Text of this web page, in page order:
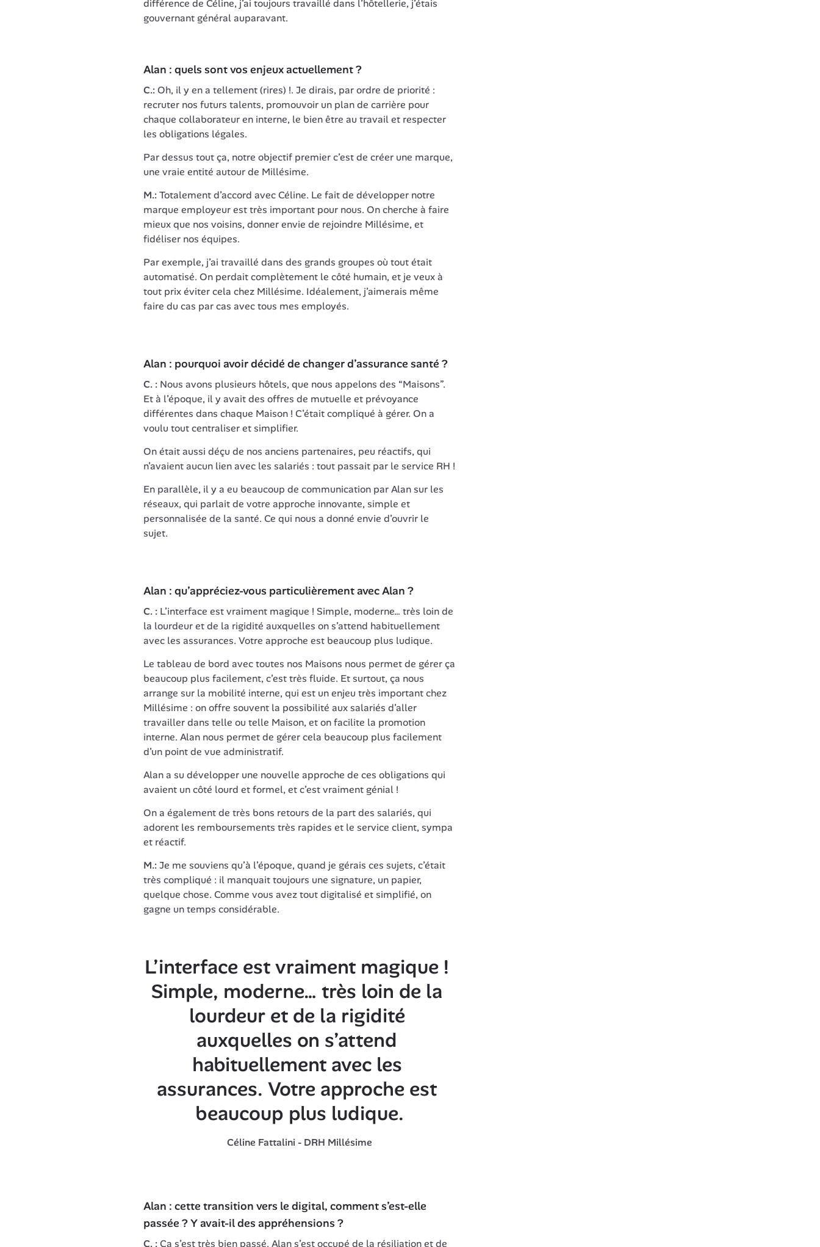
différence de Céline, j’ai toujours travaillé dans l’hôtellerie, j’étais
gouvernant général auparavant.
Alan : quels sont vos enjeux actuellement ?
C.: Oh, il y en a tellement (rires) !. Je dirais, par ordre de priorité :
recruter nos futurs talents, promouvoir un plan de carrière pour
chaque collaborateur en interne, le bien être au travail et respecter
les obligations légales.
Par dessus tout ça, notre objectif premier c’est de créer une marque,
une vraie entité autour de Millésime.
M.: Totalement d’accord avec Céline. Le fait de développer notre
marque employeur est très important pour nous. On cherche à faire
mieux que nos voisins, donner envie de rejoindre Millésime, et
fidéliser nos équipes.
Par exemple, j’ai travaillé dans des grands groupes où tout était
automatisé. On perdait complètement le côté humain, et je veux à
tout prix éviter cela chez Millésime. Idéalement, j’aimerais même
Alan : pourquoi avoir décidé de changer d’assurance santé ?
C. : Nous avons plusieurs hôtels, que nous appelons des “Maisons”.
Et à l’époque, il y avait des offres de mutuelle et prévoyance
différentes dans chaque Maison ! C’était compliqué à gérer. On a
voulu tout centraliser et simplifier.
On était aussi déçu de nos anciens partenaires, peu réactifs, qui
En parallèle, il y a eu beaucoup de communication par Alan sur les
réseaux, qui parlait de votre approche innovante, simple et
personnalisée de la santé. Ce qui nous a donné envie d’ouvrir le
sujet.
Alan : qu’appréciez-vous particulièrement avec Alan ?
C. : L’interface est vraiment magique ! Simple, moderne… très loin de
la lourdeur et de la rigidité auxquelles on s’attend habituellement
avec les assurances. Votre approche est beaucoup plus ludique.
Le tableau de bord avec toutes nos Maisons nous permet de gérer ça
beaucoup plus facilement, c’est très fluide. Et surtout, ça nous
arrange sur la mobilité interne, qui est un enjeu très important chez
Millésime : on offre souvent la possibilité aux salariés d’aller
travailler dans telle ou telle Maison, et on facilite la promotion
interne. Alan nous permet de gérer cela beaucoup plus facilement
d’un point de vue administratif.
Alan a su développer une nouvelle approche de ces obligations qui
avaient un côté lourd et formel, et c’est vraiment génial !
On a également de très bons retours de la part des salariés, qui
adorent les remboursements très rapides et le service client, sympa
et réactif.
M.: Je me souviens qu’à l’époque, quand je gérais ces sujets, c’était
très compliqué : il manquait toujours une signature, un papier,
quelque chose. Comme vous avez tout digitalisé et simplifié, on
gagne un temps considérable.
L’interface est vraiment magique !
Simple, moderne… très loin de la
lourdeur et de la rigidité
auxquelles on s’attend
habituellement avec les
assurances. Votre approche est
beaucoup plus ludique.
Céline Fattalini - DRH Millésime
Alan : cette transition vers le digital, comment s’est-elle
passée ? Y avait-il des appréhensions ?
C. : Ça s’est très bien passé. Alan s’est occupé de la résiliation et de